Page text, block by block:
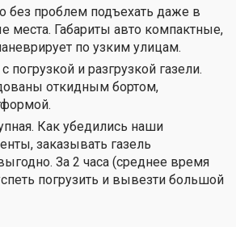
без проблем подъехать даже в
места. Габариты авто компактные,
по узким улицам.
погрузкой и разгрузкой газели.
откидным бортом,
Как убедились наши
заказывать газель
За 2 часа (среднее время
погрузить и вывезти большой